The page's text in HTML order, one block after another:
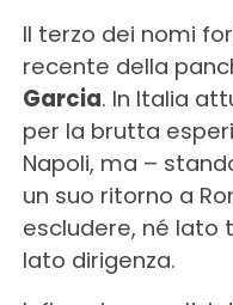
Il terzo dei nomi
recente della
Garcia. In Italia
per la brutta
Napoli, ma –
un suo ritorno a
escludere, né lato
lato dirigenza.